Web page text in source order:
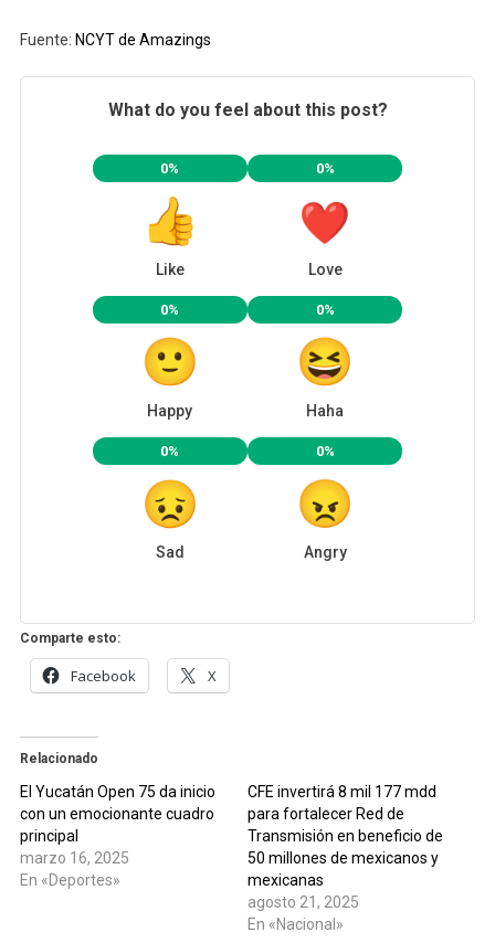
Fuente: NCYT de Amazings
What do you feel about this post?
0%
Like
0%
Love
0%
Happy
0%
Haha
0%
Sad
0%
Angry
Comparte esto:
Facebook X
Relacionado
El Yucatán Open 75 da inicio
con un emocionante cuadro
principal
marzo 16, 2025
En «Deportes»
CFE invertirá 8 mil 177 mdd
para fortalecer Red de
Transmisión en beneficio de
50 millones de mexicanos y
mexicanas
agosto 21, 2025
En «Nacional»